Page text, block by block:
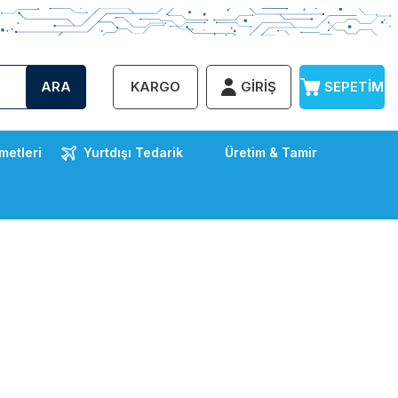
ARA KARGO GIRIŞ SEPETIM
Yurtdışı Tedarik Üretim & Tamir